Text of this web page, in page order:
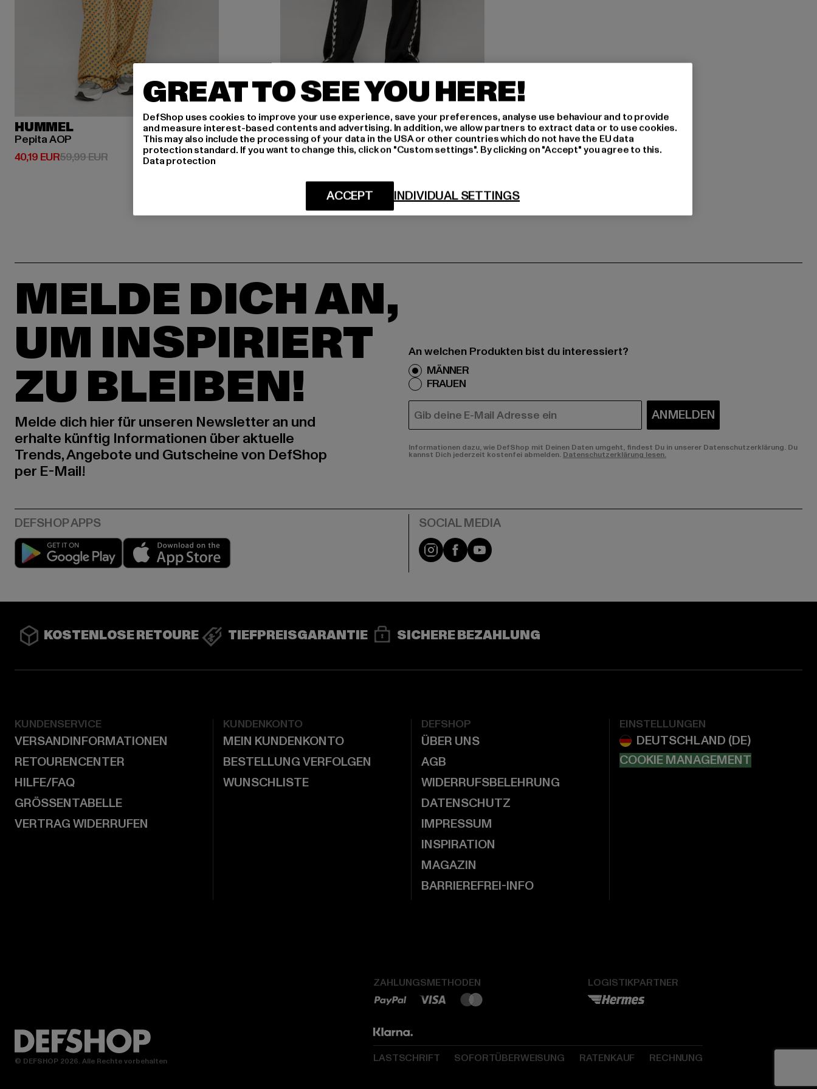
HUMMEL
Pepita AOP
40,19 EUR
Derzeitiger Preis: 40,19 EUR
59,99 EURAktionspreis: 59,99 EUR
HUMMEL
Flared Stretch Logotape
40,19 EUR
Derzeitiger Preis: 40,19 EUR
59,99 EURAktionspreis: 59,99 EUR
MELDE DICH AN,
UM INSPIRIERT
ZU BLEIBEN!
Melde dich hier für unseren Newsletter an und
erhalte künftig Informationen über aktuelle
Trends, Angebote und Gutscheine von DefShop
per E-Mail!
An welchen Produkten bist du interessiert?
MÄNNER
FRAUEN
E-MAIL ANMELDEN
Informationen dazu, wie DefShop mit Deinen Daten umgeht, findest Du in unserer Datenschutzerklärung. Du
kannst Dich jederzeit kostenfei abmelden. Datenschutzerklärung lesen.
Play market Instagram
FacebookYouTube
KOSTENLOSE RETOURE TIEFPREISGARANTIE SICHERE BEZAHLUNG
KUNDENSERVICE
VERSANDINFORMATIONEN
RETOURENCENTER
HILFE/FAQ
GRÖSSENTABELLE
VERTRAG WIDERRUFEN
KUNDENKONTO
MEIN KUNDENKONTO
BESTELLUNG VERFOLGEN
WUNSCHLISTE
DEFSHOP
ÜBER UNS
AGB
WIDERRUFSBELEHRUNG
DATENSCHUTZ
IMPRESSUM
INSPIRATION
MAGAZIN
BARRIEREFREI-INFO
EINSTELLUNGEN
COOKIE MANAGEMENT
ZAHLUNGSMETHODEN LOGISTIKPARTNER
LASTSCHRIFT SOFORTÜBERWEISUNG RATENKAUF RECHNUNG
© DEFSHOP 2026. Alle Rechte vorbehalten
GREAT TO SEE YOU HERE!
DefShop uses cookies to improve your use experience, save your preferences, analyse use behaviour and to provide
and measure interest-based contents and advertising. In addition, we allow partners to extract data or to use cookies.
This may also include the processing of your data in the USA or other countries which do not have the EU data
protection standard. If you want to change this, click on "Custom settings". By clicking on "Accept" you agree to this.
Data protection
INDIVIDUAL SETTINGS
ACCEPT